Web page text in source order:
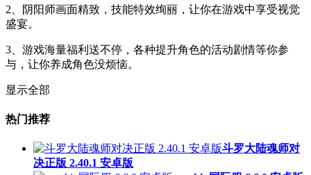
2、阴阳师画面精致，技能特效绚丽，让你在游戏中享受视觉
盛宴。
3、游戏海量福利送不停，各种提升角色的活动剧情等你参
与，让你养成角色没烦恼。
显示全部
热门推荐
斗罗大陆魂师对
决正版 2.40.1 安卓版